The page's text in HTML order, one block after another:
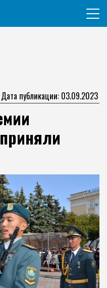
гражданин
Дата публикации: 03.09.2023